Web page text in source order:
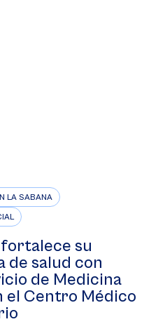
LA SABANA
fortalece su
de salud con
de Medicina
el Centro Médico